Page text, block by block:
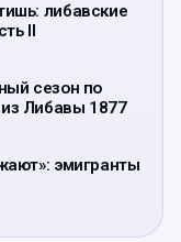
либавские
II
сезон по
Либавы 1877
эмигранты